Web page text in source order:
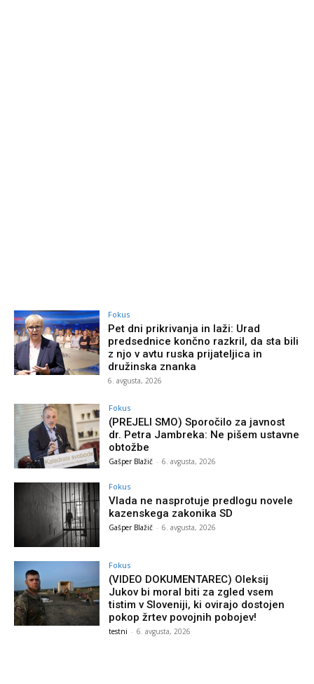
Fokus
Pet dni prikrivanja in laži: Urad
predsednice končno razkril, da sta bili
z njo v avtu ruska prijateljica in
družinska znanka
6. avgusta, 2026
Fokus
(PREJELI SMO) Sporočilo za javnost
dr. Petra Jambreka: Ne pišem ustavne
obtožbe
Gašper Blažič - 6. avgusta, 2026
Fokus
Vlada ne nasprotuje predlogu novele
kazenskega zakonika SD
Gašper Blažič - 6. avgusta, 2026
Fokus
(VIDEO DOKUMENTAREC) Oleksij
Jukov bi moral biti za zgled vsem
tistim v Sloveniji, ki ovirajo dostojen
pokop žrtev povojnih pobojev!
testni - 6. avgusta, 2026